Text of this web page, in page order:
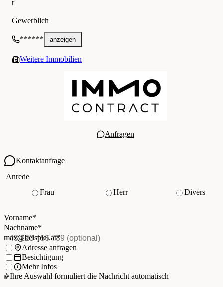
r
Gewerblich
****** anzeigen
Weitere Immobilien
Anfragen
Kontaktanfrage
Ihre Kontaktdaten
Anrede
Frau
Herr
Divers
Vorname*
Nachname
Nachname*
E-Mail*(Pflichtfeld)
max@beispiel.at*
Telefon(optional)
Ich möchte:Adresse anfragen
Besichtigung
Mehr Infos
Ihre Auswahl formuliert die Nachricht automatisch